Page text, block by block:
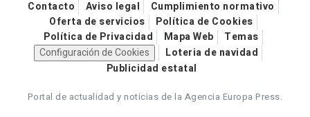
Contacto Aviso legal
Cumplimiento normativo
Oferta de servicios
Política de Cookies
Política de Privacidad
Mapa Web
Temas
Configuración de Cookies
Loteria de navidad
Publicidad estatal
Portal de actualidad y noticias de la Agencia Europa Press.